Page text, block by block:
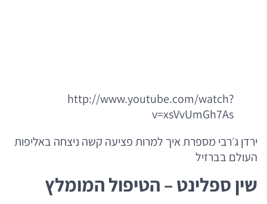
http://www.youtube.com/watch?
v=xsVvUmGh7As
ירדן ג׳רבי מספרת איך למרות פציעה קשה ניצחה באליפות
העולם בברזיל
שין ספלינט – הטיפול המומלץ